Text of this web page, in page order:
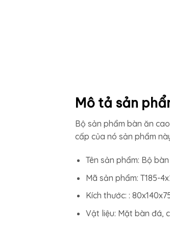
Mô tả sản
Bộ sản phẩm bàn ăn
cấp của nó sản phẩm
Tên sản phẩm: Bộ
Mã sản phẩm: T185-
Kích thước: :
Vật liệu: Mặt bàn đá,